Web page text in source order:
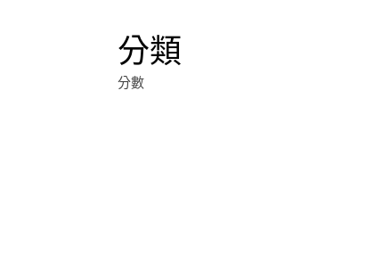
分類
分數